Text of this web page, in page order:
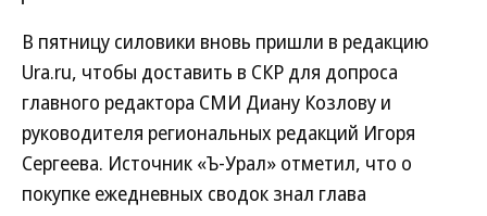
В пятницу силовики вновь пришли в редакцию
Ura.ru, чтобы доставить в СКР для допроса
главного редактора СМИ Диану Козлову и
руководителя региональных редакций Игоря
Сергеева. Источник «Ъ-Урал» отметил, что о
покупке ежедневных сводок знал глава